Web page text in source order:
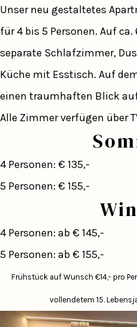
Unser neu gestaltetes
für 4 bis 5 Personen. Auf
separate Schlafzimmer,
Küche mit Esstisch. Auf
einen traumhaften Blick
Alle Zimmer verfügen über
4 Personen: € 135,-
5 Personen: € 155,-
4 Personen: ab € 145,-
5 Personen: ab € 155,-
Frühstück auf Wunsch €14,- pro
vollendetem 15.